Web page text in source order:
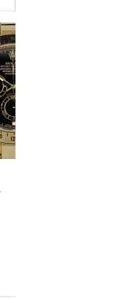
Louis Vuitton モノグラム ミ
Vuitton モノグラム ミュル